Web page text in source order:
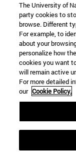
The University of
party cookies to
browse. Different
For example, to
about your
personalize how
cookies you want
will remain active
For more detailed
our Cookie Policy.